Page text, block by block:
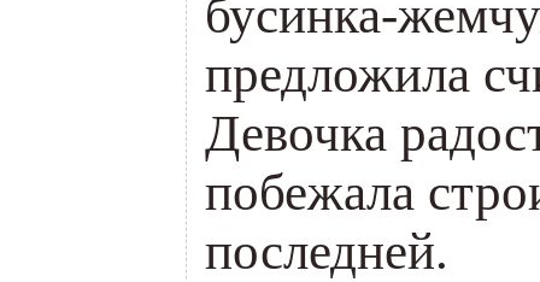
бусинка-
предложила
Девочка
побежала
последней.